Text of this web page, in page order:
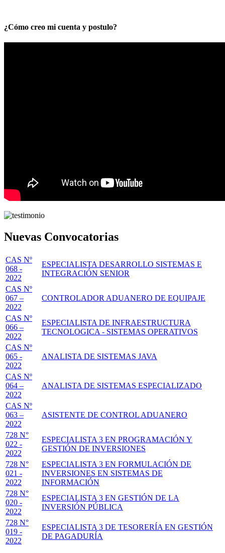
¿Cómo creo mi cuenta y postulo?
Nuevas Convocatorias
CAS Nº
068 -
2022
ESPECIALISTA DESARROLLO SISTEMAS E
INTEGRACIÓN SENIOR
CAS Nº
067 –
2022
CONTROLADOR ADUANERO DE EQUIPAJE
CAS Nº
066 –
2022
ESPECIALISTA DE INFRAESTRUCTURA
TECNOLOGICA - SISTEMAS OPERATIVOS
CAS Nº
065 -
2022
ANALISTA DE SISTEMAS JAVA
CAS Nº
064 –
2022
ANALISTA DE SISTEMAS ESPECIALIZADO
CAS Nº
063 –
2022
ASISTENTE DE CONTROL ADUANERO
728 N°
022 -
2022
ESPECIALISTA 3 EN PROGRAMACIÓN Y
GESTIÓN DE INVERSIONES
728 N°
021 -
2022
ESPECIALISTA 3 EN FORMULACIÓN DE
INVERSIONES EN SISTEMAS DE
INFORMACIÓN
728 N°
020 -
2022
ESPECIALISTA 3 EN GESTIÓN DE LA
INVERSIÓN PÚBLICA
728 N°
019 -
2022
ESPECIALISTA 3 DE TESORERÍA EN GESTIÓN
DE PAGADURÍA